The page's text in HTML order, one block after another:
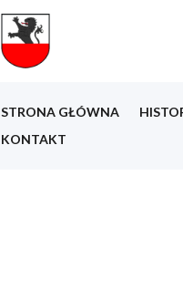
STRONA GŁÓWNA
KONTAKT